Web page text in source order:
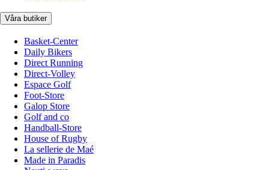
Våra butiker
Basket-Center
Daily Bikers
Direct Running
Direct-Volley
Espace Golf
Foot-Store
Galop Store
Golf and co
Handball-Store
House of Rugby
La sellerie de Maé
Made in Paradis